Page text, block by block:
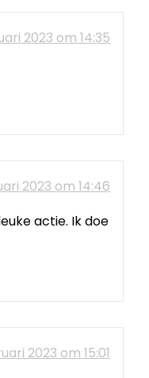
2023 om 14:35
2023 om 14:46
actie. Ik doe
2023 om 15:01